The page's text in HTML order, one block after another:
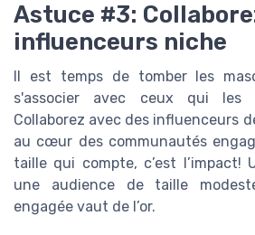
Astuce #3:
influenceurs niche
Il est temps de tomber les
s'associer avec ceux qui les
Collaborez avec des influenceurs
au cœur des communautés
taille qui compte, c’est l’impact!
une audience de taille
engagée vaut de l’or.